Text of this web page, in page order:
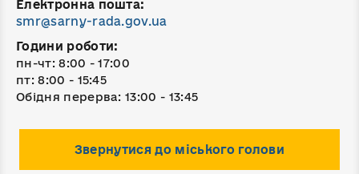
Електронна пошта:
smr@sarny-rada.gov.ua
Години роботи:
пн-чт: 8:00 - 17:00
пт: 8:00 - 15:45
Обідня перерва: 13:00 - 13:45
Звернутися до міського голови